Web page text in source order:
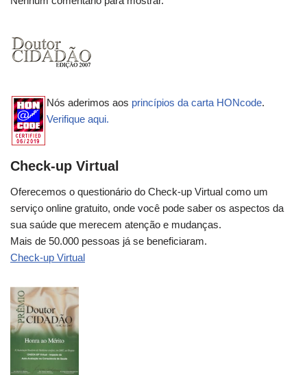
Nós aderimos aos princípios da carta HONcode.
Verifique aqui.
Check-up Virtual
Oferecemos o questionário do Check-up Virtual como um
serviço online gratuito, onde você pode saber os aspectos da
sua saúde que merecem atenção e mudanças.
Mais de 50.000 pessoas já se beneficiaram.
Check-up Virtual